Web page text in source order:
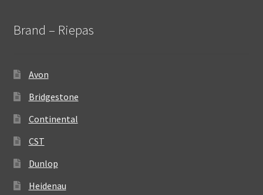
Brand – Riepas
Avon
Bridgestone
Continental
CST
Dunlop
Heidenau